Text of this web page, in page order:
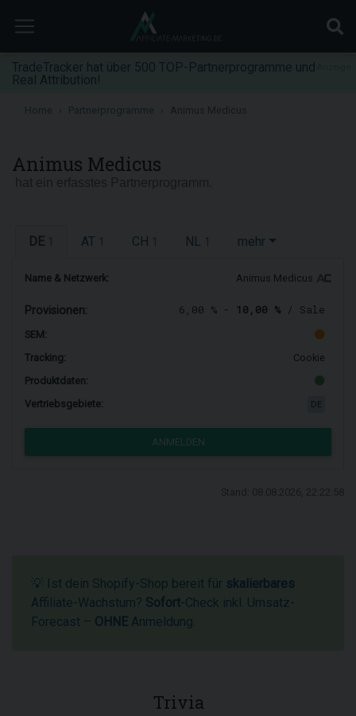
TradeTracker hat über 500 TOP-Partnerprogramme und
Real Attribution!
Home Partnerprogramme
Animus Medicus
DE AT CH NL mehr
Name & Netzwerk: Animus Medicus
Provisionen: 6,00 % - 10,00 % / Sale
SEM:
Tracking:
Cookie
Produktdaten:
Vertriebsgebiete:
ANMELDEN
💡 Ist dein Shopify-Shop bereit für skalierbares
Affiliate-Wachstum? Sofort-Check inkl. Umsatz-
Forecast – OHNE Anmeldung.
Trivia